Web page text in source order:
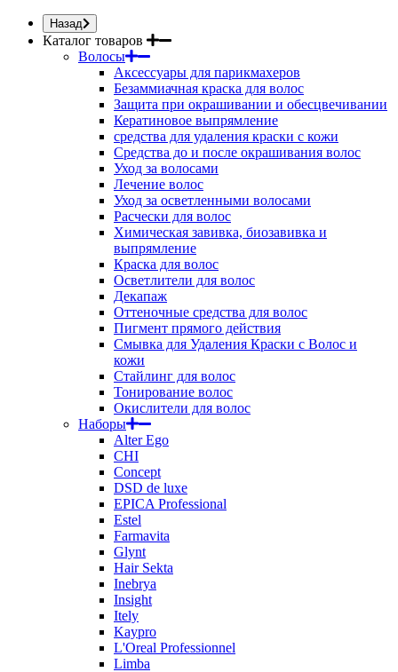
Назад
Каталог товаров
Волосы
Аксессуары для парикмахеров
Безаммиачная краска для волос
Защита при окрашивании и обесцвечивании
Кератиновое выпрямление
средства для удаления краски с кожи
Средства до и после окрашивания волос
Уход за волосами
Лечение волос
Уход за осветленными волосами
Расчески для волос
Химическая завивка, биозавивка и
выпрямление
Краска для волос
Осветлители для волос
Декапаж
Оттеночные средства для волос
Пигмент прямого действия
Смывка для Удаления Краски с Волос и
кожи
Стайлинг для волос
Тонирование волос
Окислители для волос
Наборы
Alter Ego
CHI
Concept
DSD de luxe
EPICA Professional
Estel
Farmavita
Glynt
Hair Sekta
Inebrya
Insight
Itely
Kaypro
L'Oreal Professionnel
Limba